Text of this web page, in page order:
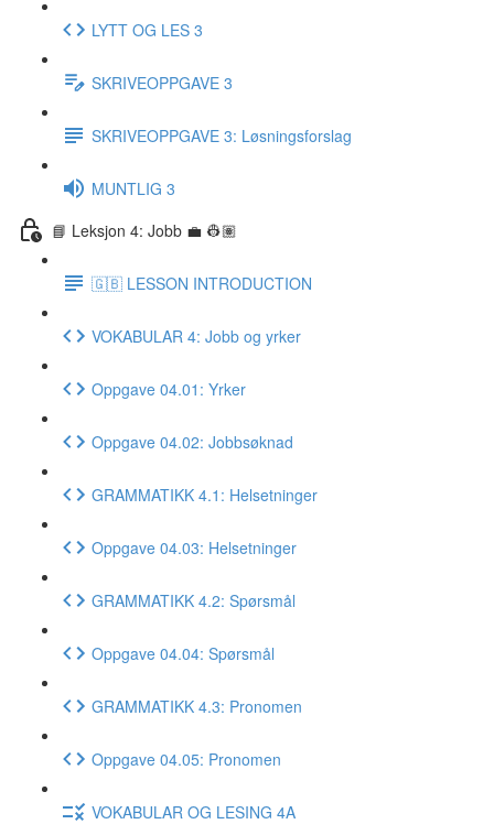
LYTT OG LES 3
SKRIVEOPPGAVE 3
SKRIVEOPPGAVE 3: Løsningsforslag
MUNTLIG 3
📘 Leksjon 4: Jobb 💼 👷🏽
🇬🇧 LESSON INTRODUCTION
VOKABULAR 4: Jobb og yrker
Oppgave 04.01: Yrker
Oppgave 04.02: Jobbsøknad
GRAMMATIKK 4.1: Helsetninger
Oppgave 04.03: Helsetninger
GRAMMATIKK 4.2: Spørsmål
Oppgave 04.04: Spørsmål
GRAMMATIKK 4.3: Pronomen
Oppgave 04.05: Pronomen
VOKABULAR OG LESING 4A